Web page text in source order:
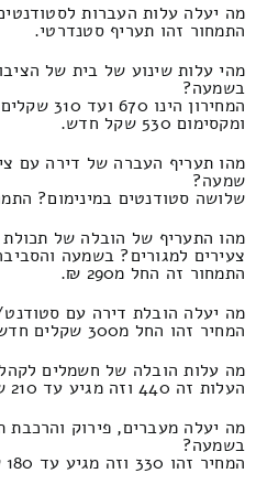
מה יעלה עלות העברות
התמחור זהו תעריף סטנדרטי.
מהי עלות שינוע של בית של
בשמעה?
ומקסימום 530 שקל חדש.
מהו תעריף העברה של דירה עם
שמעה?
שלושה סטודנטים במינימום? התמחור הוא
מהו התעריף של הובלה של תכולת
צעירים למגורים? בשמעה
התמחור זה החל מ290 ₪.
מה יעלה הובלת דירה עם
המחיר זהו החל מ300 שקלים חדשים.
מה עלות הובלה של חשמלים
העלות זה 440 וזה מגיע עד 210 שקלים.
מה יעלה מעברים, פירוק והרכבת
בשמעה?
המחיר זהו 330 וזה מגיע עד 180 ש"ח.